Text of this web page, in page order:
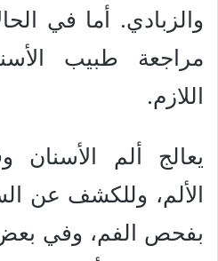
والزبادي. أما في
مراجعة طبيب
اللازم.
يعالج ألم
الألم، وللكشف عن
بفحص الفم، وفي